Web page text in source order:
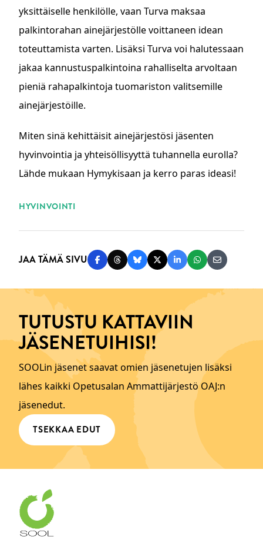
yksittäiselle henkilölle, vaan Turva maksaa
palkintorahan ainejärjestölle voittaneen idean
toteuttamista varten. Lisäksi Turva voi halutessaan
jakaa kannustuspalkintoina rahalliselta arvoltaan
pieniä rahapalkintoja tuomariston valitsemille
ainejärjestöille.
Miten sinä kehittäisit ainejärjestösi jäsenten
hyvinvointia ja yhteisöllisyyttä tuhannella eurolla?
Lähde mukaan Hymykisaan ja kerro paras ideasi!
HYVINVOINTI
JAA TÄMÄ SIVU Jaa Facebookissa
Jaa Threadsissa
Jaa Blueskyssä
Jaa Twitterissä
Jaa LinkedInissä
Jaa Jaa
TUTUSTU KATTAVIIN
JÄSENETUIHISI!
SOOLin jäsenet saavat omien jäsenetujen lisäksi
lähes kaikki Opetusalan Ammattijärjestö OAJ:n
jäsenedut.
TSEKKAA EDUT